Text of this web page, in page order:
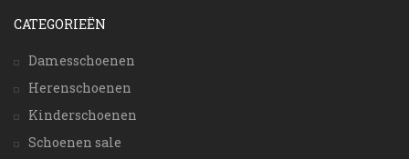
CATEGORIEËN
Damesschoenen
Herenschoenen
Kinderschoenen
Schoenen sale